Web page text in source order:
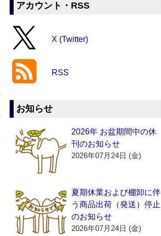
アカウント・RSS
X (Twitter)
RSS
お知らせ
2026年 お盆期間中の休
刊のお知らせ
2026年07月24日 (金)
夏期休業および棚卸に伴
う商品出荷（発送）停止
のお知らせ
2026年07月24日 (金)